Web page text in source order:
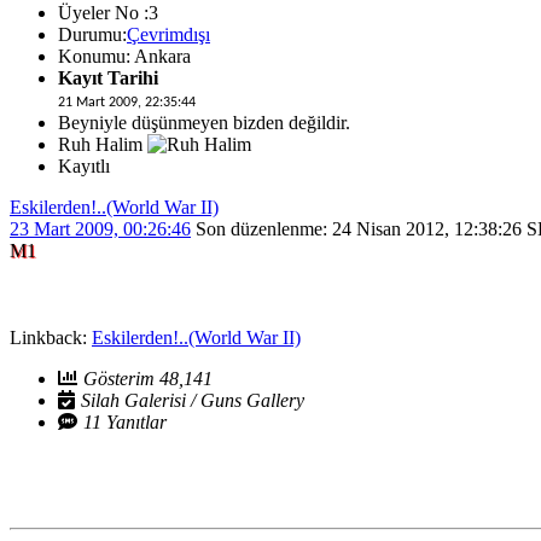
Üyeler No :3
Durumu:Çevrimdışı
Konumu: Ankara
Kayıt Tarihi
21 Mart 2009, 22:35:44
Beyniyle düşünmeyen bizden değildir.
Ruh Halim
Kayıtlı
Eskilerden!..(World War II)
23 Mart 2009, 00:26:46 Son düzenlenme: 24 Nisan 2012, 12:38:26
M1
Linkback: Eskilerden!..(World War II)
Gösterim 48,141
Silah Galerisi / Guns Gallery
11 Yanıtlar